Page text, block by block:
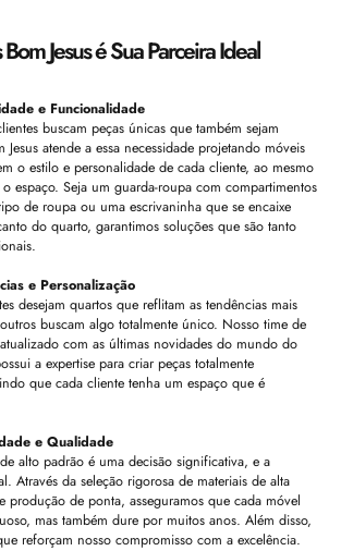
Jesus é Sua Parceira Ideal
e Funcionalidade
buscam peças únicas que também sejam
Jesus atende a essa necessidade projetando móveis
o estilo e personalidade de cada cliente, ao mesmo
espaço. Seja um guarda-roupa com compartimentos
de roupa ou uma escrivaninha que se encaixe
do quarto, garantimos soluções que são tanto
e Personalização
desejam quartos que reflitam as tendências mais
buscam algo totalmente único. Nosso time de
com as últimas novidades do mundo do
a expertise para criar peças totalmente
que cada cliente tenha um espaço que é
e Qualidade
alto padrão é uma decisão significativa, e a
Através da seleção rigorosa de materiais de alta
produção de ponta, asseguramos que cada móvel
mas também dure por muitos anos. Além disso,
reforçam nosso compromisso com a excelência.